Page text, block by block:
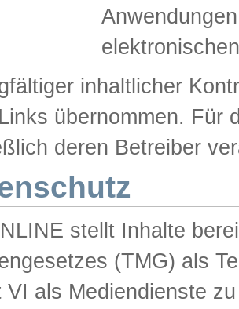
inhaltlicher
übernommen. Für
deren Betreiber
stellt Inhalte
(TMG) als
VI als Mediendienste